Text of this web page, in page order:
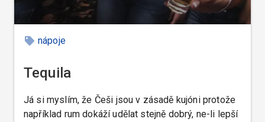
nápoje
Tequila
Já si myslím, že Češi jsou v zásadě kujóni protože
například rum dokáží udělat stejně dobrý, ne-li lepší